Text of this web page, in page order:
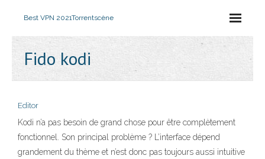
Best VPN 2021Torrentscène
Fido kodi
Editor
Kodi n’a pas besoin de grand chose pour être complètement
fonctionnel. Son principal problème ? L’interface dépend
grandement du thème et n’est donc pas toujours aussi intuitive